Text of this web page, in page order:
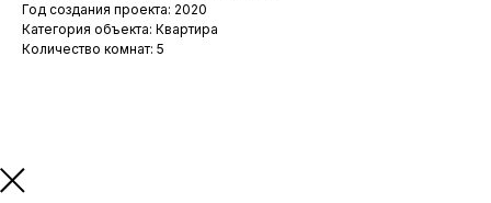
Год создания проекта: 2020
Категория объекта: Квартира
Количество комнат: 5